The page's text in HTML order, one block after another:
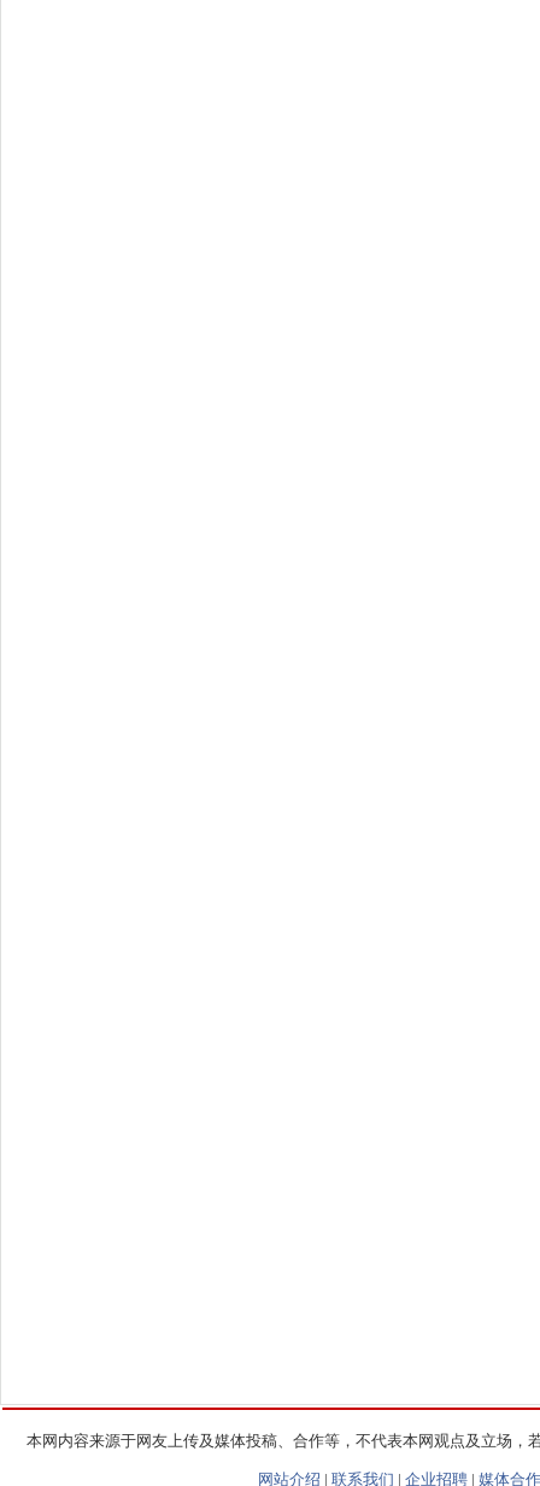
本网内容来源于网友上传及媒体投稿、合作等，不代表本网观点及立场
网站介绍 | 联系我们 | 企业招聘 | 媒体合作